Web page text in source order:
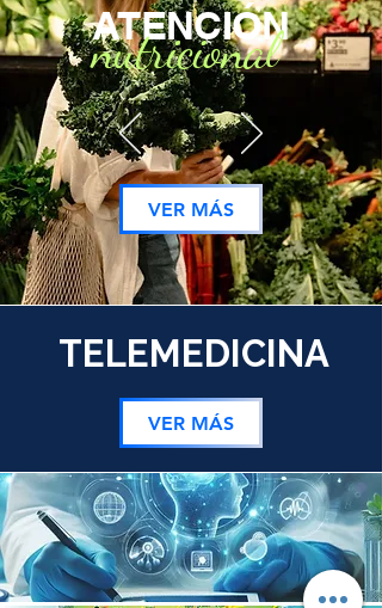
ATENCIÓN
nutricional
VER MÁS
TELEMEDICINA
VER MÁS